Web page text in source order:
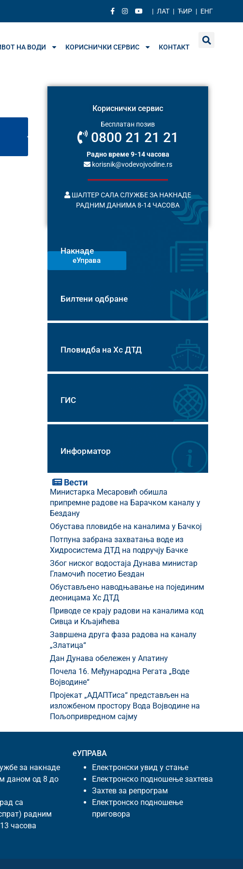
| ЛАТ | ЋИР | ЕНГ
НА ВОДИ КОРИСНИЧКИ СЕРВИС КОНТАКТ
Кориснички сервис
Бесплатан позив
0800 21 21 21
Радно време 9-14 часова
korisnik@vodevojvodine.rs
ШАЛТЕР САЛА СЛУЖБЕ ЗА НАКНАДЕ
РАДНИМ ДАНИМА 8-14 ЧАСОВА
Накнаде
еУправа
Билтени одбране
Пловидба на Хс ДТД
ГИС
Информатор
Вести
Министарка Месаровић обишла
припремне радове на Барачком каналу у
Бездану
Обустава пловидбе на каналима у Бачкој
Потпуна забрана захватања воде из
Хидросистема ДТД на подручју Бачке
Због ниског водостаја Дунава министар
Гламочић посетио Бездан
Обустављено наводњавање на појединим
деоницама Хс ДТД
Приводе се крају радови на каналима код
Сивца и Кљајићева
Завршена друга фаза радова на каналу
„Златица“
Дан Дунава обележен у Апатину
Почела 16. Међународна Регата „Воде
Војводине“
Пројекат „АДАПТиса“ представљен на
изложбеном простору Вода Војводине на
Пољопривредном сајму
за накнаде
даном од 8 до
са
радним
часова
еУПРАВА
Електронски увид у стање
Електронско подношење захтева
Захтев за репрограм
Електронско подношење
приговора